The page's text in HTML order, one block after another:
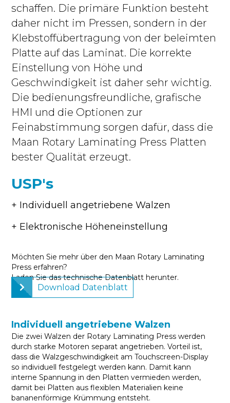
schaffen. Die primäre Funktion besteht
daher nicht im Pressen, sondern in der
Klebstoffübertragung von der beleimten
Platte auf das Laminat. Die korrekte
Einstellung von Höhe und
Geschwindigkeit ist daher sehr wichtig.
Die bedienungsfreundliche, grafische
HMI und die Optionen zur
Feinabstimmung sorgen dafür, dass die
Maan Rotary Laminating Press Platten
bester Qualität erzeugt.
USP's
+ Individuell angetriebene Walzen
+ Elektronische Höheneinstellung
Möchten Sie mehr über den Maan Rotary Laminating
Press erfahren?
Laden Sie das technische Datenblatt herunter.
Download Datenblatt
Individuell angetriebene Walzen
Die zwei Walzen der Rotary Laminating Press werden
durch starke Motoren separat angetrieben. Vorteil ist,
dass die Walzgeschwindigkeit am Touchscreen-Display
so individuell festgelegt werden kann. Damit kann
interne Spannung in den Platten vermieden werden,
damit bei Platten aus flexiblen Materialien keine
bananenförmige Krümmung entsteht.